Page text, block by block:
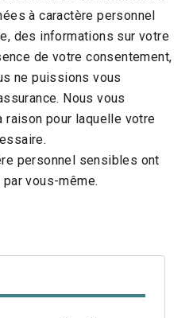
à caractère personnel
des informations sur votre
de votre consentement,
ne puissions vous
Nous vous
raison pour laquelle votre
personnel sensibles ont
vous-même.